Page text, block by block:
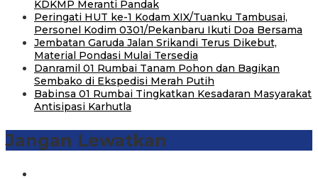
KDKMP Meranti Pandak
Peringati HUT ke-1 Kodam XIX/Tuanku Tambusai,
Personel Kodim 0301/Pekanbaru Ikuti Doa Bersama
Jembatan Garuda Jalan Srikandi Terus Dikebut,
Material Pondasi Mulai Tersedia
Danramil 01 Rumbai Tanam Pohon dan Bagikan
Sembako di Ekspedisi Merah Putih
Babinsa 01 Rumbai Tingkatkan Kesadaran Masyarakat
Antisipasi Karhutla
Jangan Lewatkan